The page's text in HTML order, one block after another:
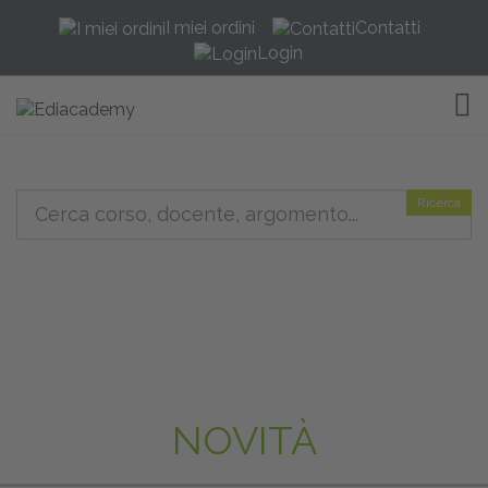
I miei ordini
Contatti
Login
Ricerca
NOVITÀ